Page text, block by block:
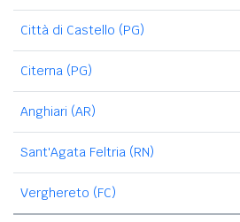
Città di Castello (PG)
Citerna (PG)
Anghiari (AR)
Sant'Agata Feltria (RN)
Verghereto (FC)